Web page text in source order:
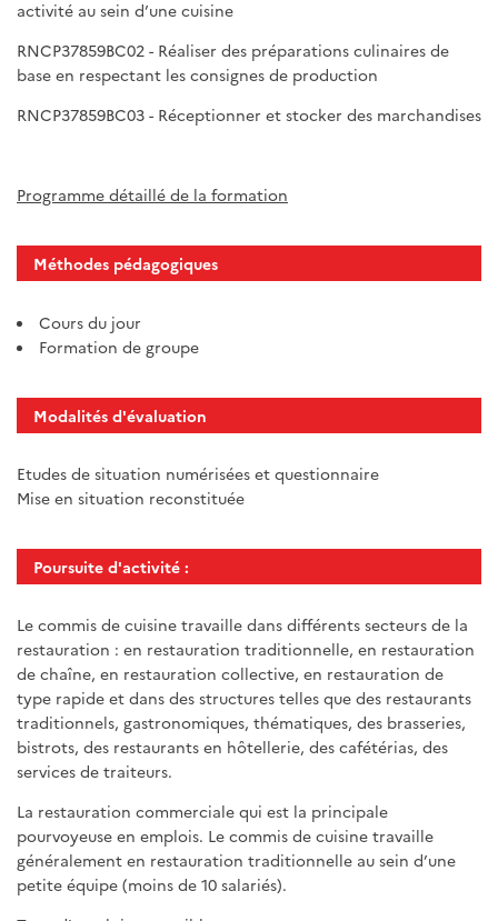
activité au sein d’une cuisine
RNCP37859BC02 - Réaliser des préparations culinaires de
base en respectant les consignes de production
RNCP37859BC03 - Réceptionner et stocker des marchandises
Programme détaillé de la formation
Méthodes pédagogiques
Cours du jour
Formation de groupe
Modalités d'évaluation
Etudes de situation numérisées et questionnaire
Mise en situation reconstituée
Poursuite d'activité :
Le commis de cuisine travaille dans différents secteurs de la
restauration : en restauration traditionnelle, en restauration
de chaîne, en restauration collective, en restauration de
type rapide et dans des structures telles que des restaurants
traditionnels, gastronomiques, thématiques, des brasseries,
bistrots, des restaurants en hôtellerie, des cafétérias, des
services de traiteurs.
La restauration commerciale qui est la principale
pourvoyeuse en emplois. Le commis de cuisine travaille
généralement en restauration traditionnelle au sein d’une
petite équipe (moins de 10 salariés).